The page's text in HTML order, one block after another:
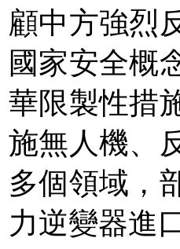
顧中方強烈
國家安全概
華限製性措
施無人機、
多個領域，
力逆變器進